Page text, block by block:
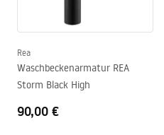
Rea
Waschbeckenarmatur REA
Storm Black High
90,00 €